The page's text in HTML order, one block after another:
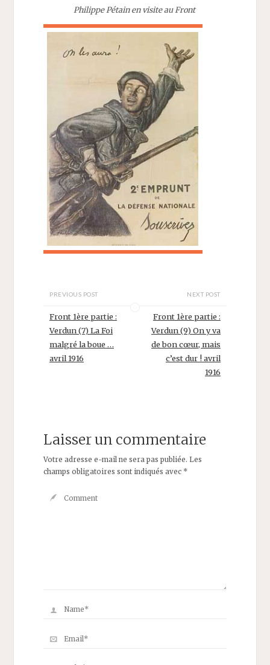
Philippe Pétain en visite au Front
PREVIOUS POST
Front 1ère partie :
Verdun (7) La Foi
malgré la boue …
avril 1916
NEXT POST
Front 1ère partie :
Verdun (9) On y va
de bon cœur, mais
c’est dur ! avril
1916
Laisser un commentaire
Votre adresse e-mail ne sera pas publiée. Les
champs obligatoires sont indiqués avec *